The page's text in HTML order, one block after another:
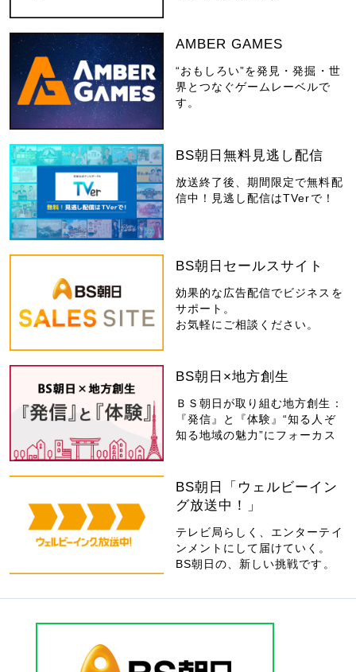
AMBER GAMES
“おもしろい”を発見・発掘・世
界とつなぐゲームレーベルで
す。
BS朝日無料見逃し配信
放送終了後、期間限定で無料配
信中！見逃し配信はTVerで！
BS朝日セールスサイト
効果的な広告配信でビジネスを
サポート。
お気軽にご相談ください。
BS朝日×地方創生
ＢＳ朝日が取り組む地方創生：
『発信』と『体験』“知る人ぞ
知る地域の魅力”にフォーカス
BS朝日「ウェルビーイン
グ放送中！」
テレビ局らしく、エンターテイ
ンメントにして届けていく。
BS朝日の、新しい挑戦です。